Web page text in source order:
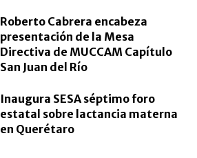
Roberto Cabrera encabeza
presentación de la Mesa
Directiva de MUCCAM Capítulo
San Juan del Río
Inaugura SESA séptimo foro
estatal sobre lactancia materna
en Querétaro